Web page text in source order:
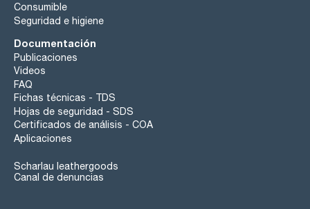
Consumible
Seguridad e higiene
Documentación
Publicaciones
Videos
FAQ
Fichas técnicas - TDS
Hojas de seguridad - SDS
Certificados de análisis - COA
Aplicaciones
Scharlau leathergoods
Canal de denuncias